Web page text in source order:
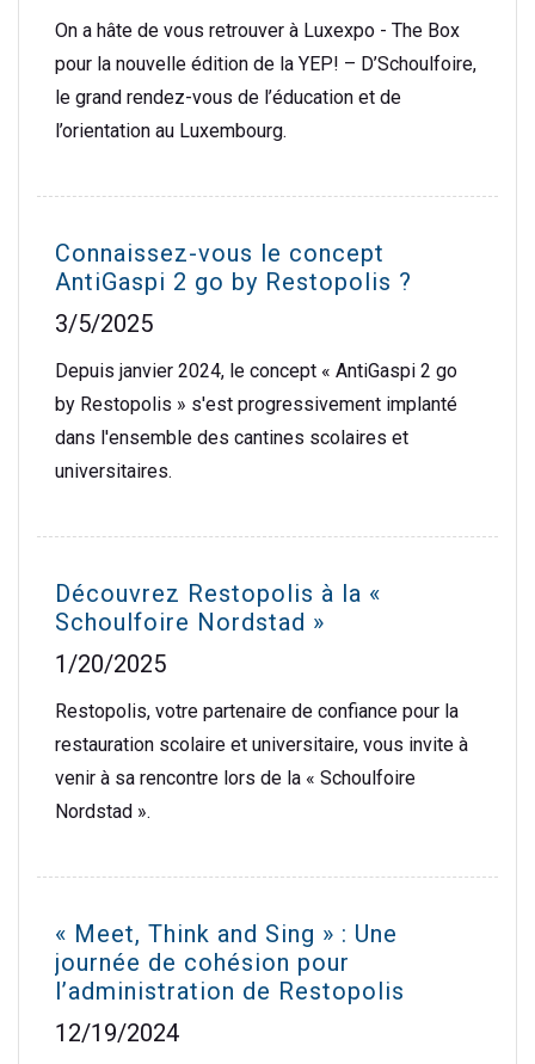
On a hâte de vous retrouver à Luxexpo - The Box
pour la nouvelle édition de la YEP! – D’Schoulfoire,
le grand rendez-vous de l’éducation et de
l’orientation au Luxembourg.
Connaissez-vous le concept
AntiGaspi 2 go by Restopolis ?
3/5/2025
Depuis janvier 2024, le concept « AntiGaspi 2 go
by Restopolis » s'est progressivement implanté
dans l'ensemble des cantines scolaires et
universitaires.
Découvrez Restopolis à la «
Schoulfoire Nordstad »
1/20/2025
Restopolis, votre partenaire de confiance pour la
restauration scolaire et universitaire, vous invite à
venir à sa rencontre lors de la « Schoulfoire
Nordstad ».
« Meet, Think and Sing » : Une
journée de cohésion pour
l’administration de Restopolis
12/19/2024